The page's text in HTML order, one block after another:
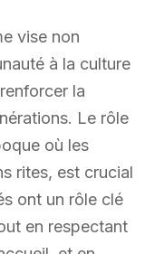
vise non
à la culture
la
Le rôle
où les
rites, est crucial
ont un rôle clé
en respectant